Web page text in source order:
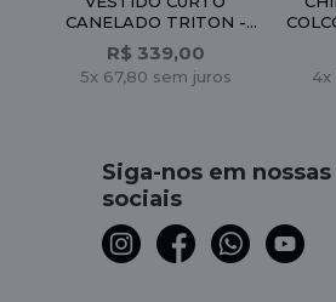
CANELADO TRITON -
LARANJA
R$ 339,00
5x 67,80 sem juros 4x
Siga-nos em
sociais